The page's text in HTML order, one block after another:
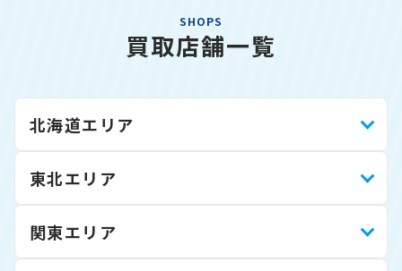
SHOPS
買取店舗一覧
北海道エリア
東北エリア
関東エリア